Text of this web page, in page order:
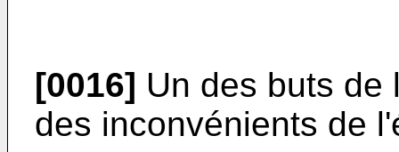
[0016] Un des buts de
des inconvénients de